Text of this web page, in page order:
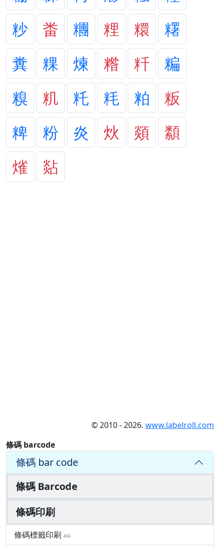
粆
畨 糰 粴 糫
糬
糞
粿 煉 糌 粁
糄
糗
籶 籷 粍 粕
粄
粺
粉 炎 炏 顃
纇
熦
煔
© 2010 - 2026. www.labelroll.com
條碼 barcode
條碼 bar code
條碼 Barcode
條碼印刷
條碼標籤印刷 494